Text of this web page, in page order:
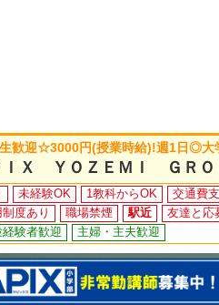
歓迎☆3000円(授業時給)!週1日◎
ＩＸ ＹＯＺＥＭＩ ＧＲ
未経験OK 1教科からOK 交通費
度あり
職場禁煙 駅近 友達と応
験者歓迎
主婦・主夫歓迎